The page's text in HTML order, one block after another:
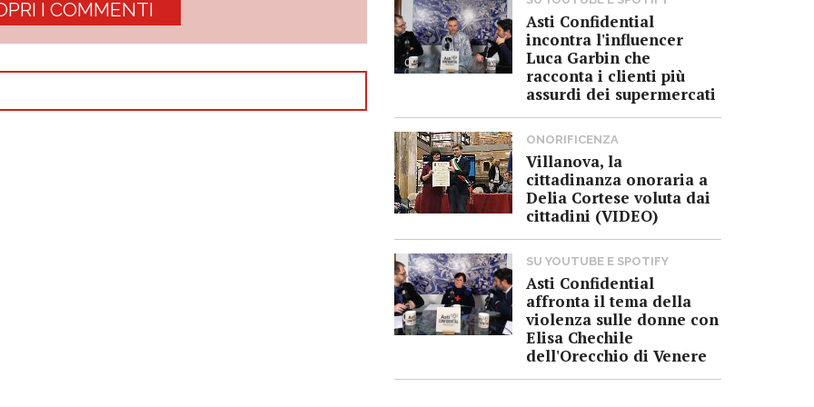
I COMMENTI
Asti Confidential
incontra l'influencer
Luca Garbin che
racconta i clienti più
assurdi dei supermercati
ONORIFICENZA
Villanova, la
cittadinanza onoraria a
Delia Cortese voluta dai
cittadini (VIDEO)
SU YOUTUBE E SPOTIFY
Asti Confidential
affronta il tema della
violenza sulle donne con
Elisa Chechile
dell'Orecchio di Venere